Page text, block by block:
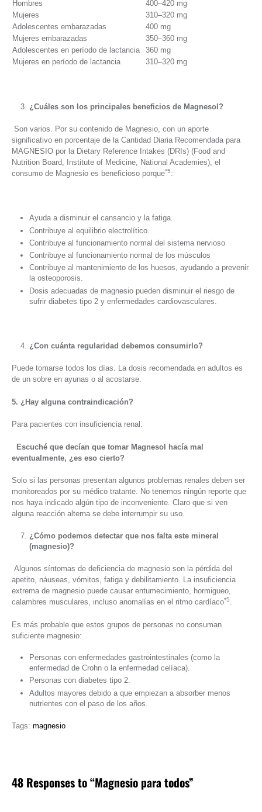
Hombres
400–420 mg
Mujeres
310–320 mg
Adolescentes embarazadas
400 mg
Mujeres embarazadas
350–360 mg
Adolescentes en período de lactancia
360 mg
Mujeres en período de lactancia
310–320 mg
¿Cuáles son los principales beneficios de Magnesol?
Son varios. Por su contenido de Magnesio, con un aporte
significativo en porcentaje de la Cantidad Diaria Recomendada para
MAGNESIO por la Dietary Reference Intakes (DRIs) (Food and
Nutrition Board, Institute of Medicine, National Academies), el
consumo de Magnesio es beneficioso porque*5:
Ayuda a disminuir el cansancio y la fatiga.
Contribuye al equilibrio electrolítico.
Contribuye al funcionamiento normal del sistema nervioso
Contribuye al funcionamiento normal de los músculos
Contribuye al mantenimiento de los huesos, ayudando a prevenir
la osteoporosis.
Dosis adecuadas de magnesio pueden disminuir el riesgo de
sufrir diabetes tipo 2 y enfermedades cardiovasculares.
¿Con cuánta regularidad debemos consumirlo?
Puede tomarse todos los días. La dosis recomendada en adultos es
de un sobre en ayunas o al acostarse.
5. ¿Hay alguna contraindicación?
Para pacientes con insuficiencia renal.
Escuché que decían que tomar Magnesol hacía mal
eventualmente, ¿es eso cierto?
Solo si las personas presentan algunos problemas renales deben ser
monitoreados por su médico tratante. No tenemos ningún reporte que
nos haya indicado algún tipo de inconveniente. Claro que si ven
alguna reacción alterna se debe interrumpir su uso.
¿Cómo podemos detectar que nos falta este mineral
(magnesio)?
Algunos síntomas de deficiencia de magnesio son la pérdida del
apetito, náuseas, vómitos, fatiga y debilitamiento. La insuficiencia
extrema de magnesio puede causar entumecimiento, hormigueo,
calambres musculares, incluso anomalías en el ritmo cardíaco*5.
Es más probable que estos grupos de personas no consuman
suficiente magnesio:
Personas con enfermedades gastrointestinales (como la
enfermedad de Crohn o la enfermedad celíaca).
Personas con diabetes tipo 2.
Adultos mayores debido a que empiezan a absorber menos
nutrientes con el paso de los años.
Tags: magnesio
48 Responses to “Magnesio para todos”